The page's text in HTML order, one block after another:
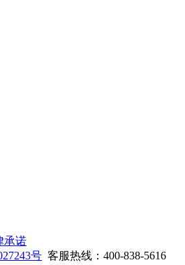
承诺
号 客服热线：400-838-5616